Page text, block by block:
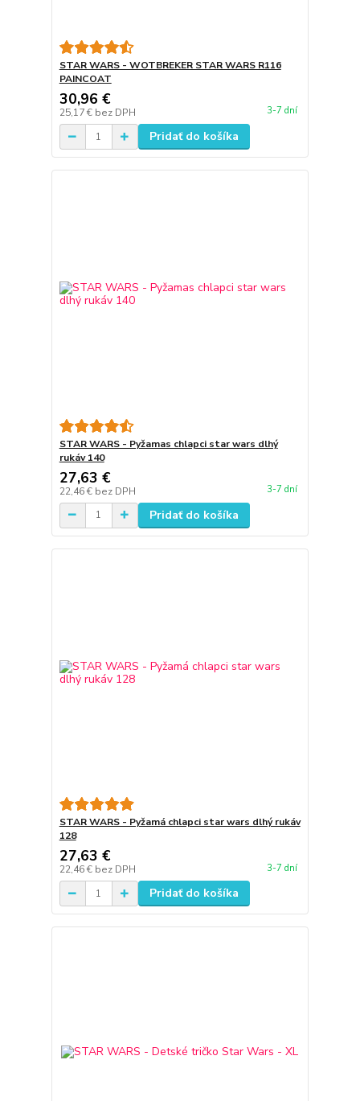
STAR WARS - WOTBREKER STAR WARS R116
PAINCOAT
30,96 €
25,17 € bez DPH 3-7 dní
Pridať do košíka
STAR WARS - Pyžamas chlapci star wars dlhý
rukáv 140
27,63 €
22,46 € bez DPH 3-7 dní
Pridať do košíka
STAR WARS - Pyžamá chlapci star wars dlhý rukáv
128
27,63 €
22,46 € bez DPH 3-7 dní
Pridať do košíka